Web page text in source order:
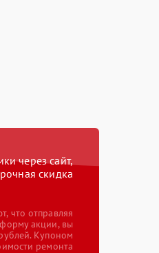
через сайт,
скидка
что отправляя
акции, вы
Купоном
ремонта